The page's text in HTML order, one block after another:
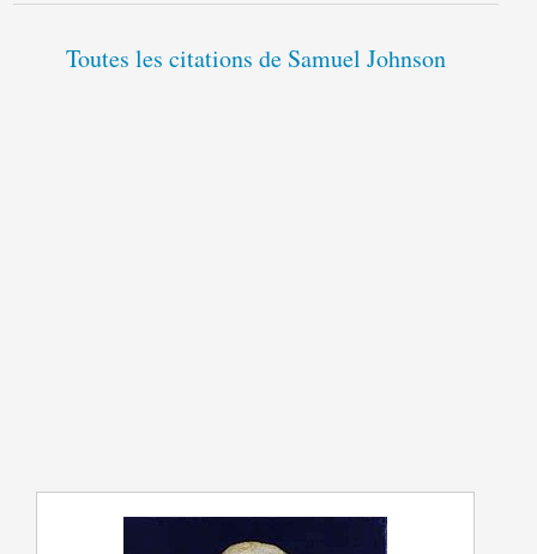
Toutes les citations de Samuel Johnson